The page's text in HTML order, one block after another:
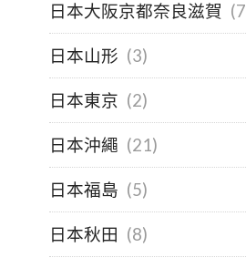
日本大阪京都奈良滋賀
日本山形 (3)
日本東京 (2)
日本沖繩 (21)
日本福島 (5)
日本秋田 (8)